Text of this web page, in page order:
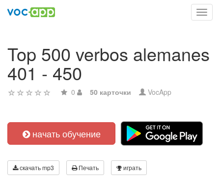
Top 500 verbos alemanes
401 - 450
0 50 карточки VocApp
начать обучение
скачать mp3 Печать играть